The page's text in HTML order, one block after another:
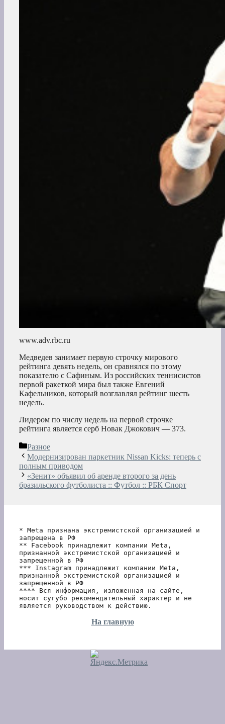
www.adv.rbc.ru
Медведев занимает первую строчку мирового
рейтинга девять недель, он сравнялся по этому
показателю с Сафиным. Из российских теннисистов
первой ракеткой мира был также Евгений
Кафельников, который возглавлял рейтинг шесть
недель.
Лидером по числу недель на первой строчке
рейтинга является серб Новак Джокович — 373.
Рубрики
Разное
Модернизирован паркетник Nissan Kicks: теперь с
полным приводом
«Зенит» объявил об аренде второго за день
бразильского футболиста :: Футбол :: РБК Спорт
* Meta признана экстремистской организацией и
запрещена в РФ
** Facebook принадлежит компании Meta,
признанной экстремистской организацией и
запрещенной в РФ
*** Instagram принадлежит компании Meta,
признанной экстремистской организацией и
запрещенной в РФ
**** Вся информация, изложенная на сайте,
носит сугубо рекомендательный характер и не
является руководством к действию.
На главную